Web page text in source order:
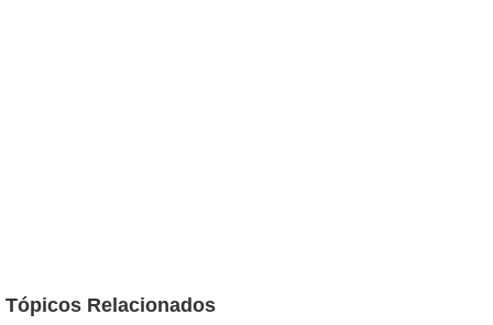
Tópicos Relacionados